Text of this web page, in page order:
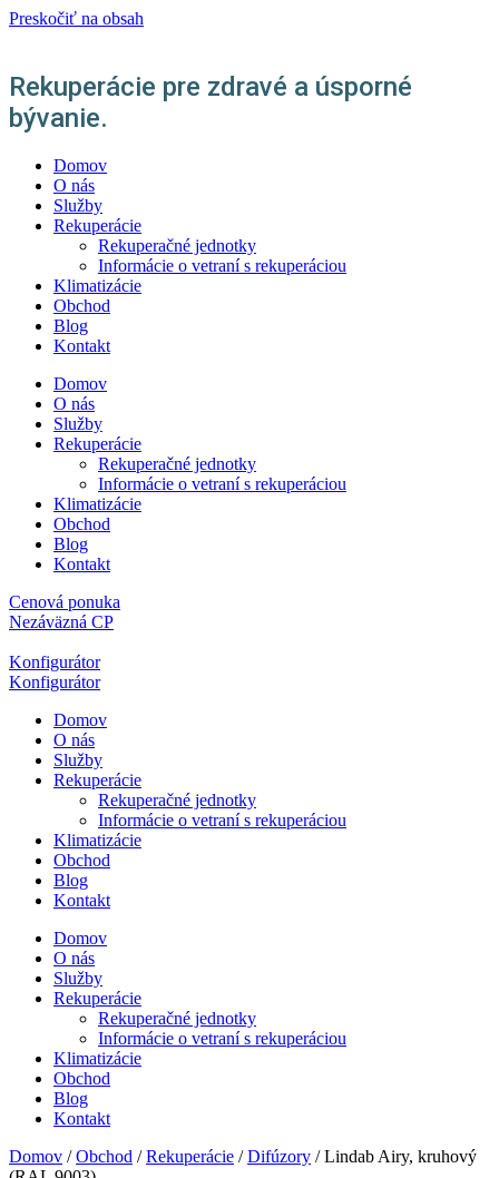
Preskočiť na obsah
Rekuperácie pre zdravé a úsporné
bývanie.
Domov
O nás
Služby
Rekuperácie
Rekuperačné jednotky
Informácie o vetraní s rekuperáciou
Klimatizácie
Obchod
Blog
Kontakt
Domov
O nás
Služby
Rekuperácie
Rekuperačné jednotky
Informácie o vetraní s rekuperáciou
Klimatizácie
Obchod
Blog
Kontakt
Cenová ponuka
Nezáväzná CP
Konfigurátor
Konfigurátor
Domov
O nás
Služby
Rekuperácie
Rekuperačné jednotky
Informácie o vetraní s rekuperáciou
Klimatizácie
Obchod
Blog
Kontakt
Domov
O nás
Služby
Rekuperácie
Rekuperačné jednotky
Informácie o vetraní s rekuperáciou
Klimatizácie
Obchod
Blog
Kontakt
Domov /Obchod /Rekuperácie /Difúzory / Lindab Airy, kruhový